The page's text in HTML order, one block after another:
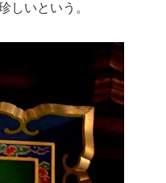
しいという。